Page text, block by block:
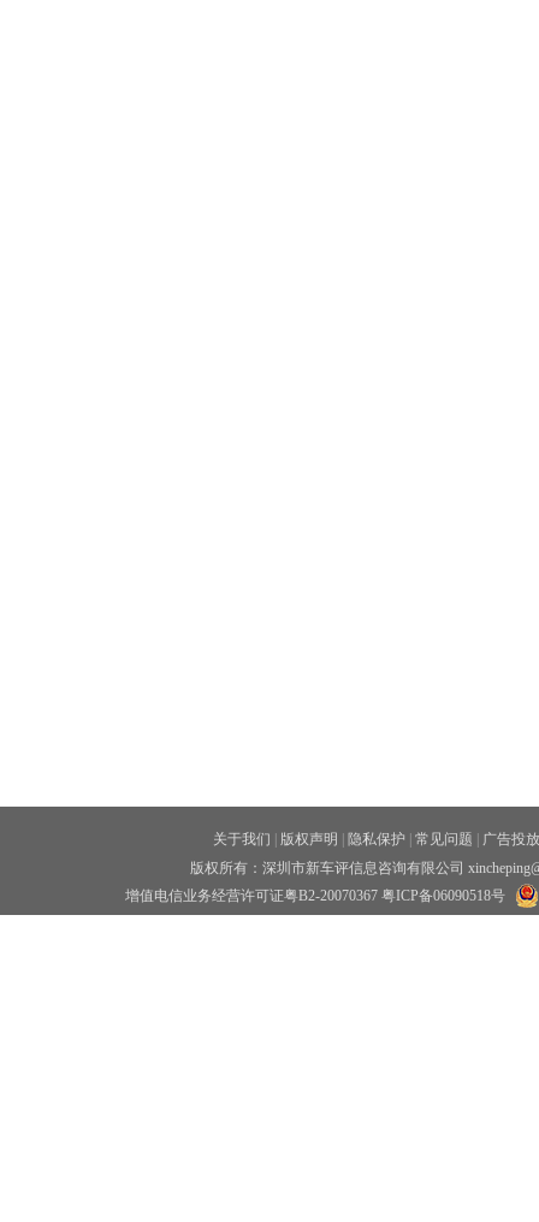
关于我们 版权声明 隐私保护 常见问题
广告投放
版权所有：深圳市新车评信息咨询有限公司
增值电信业务经营许可证粤B2-20070367 粤ICP备06090518号